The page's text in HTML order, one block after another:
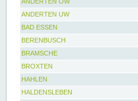
ANDERTEN UW
BAD ESSEN
BERENBUSCH
BRAMSCHE
BROXTEN
HAHLEN
HALDENSLEBEN